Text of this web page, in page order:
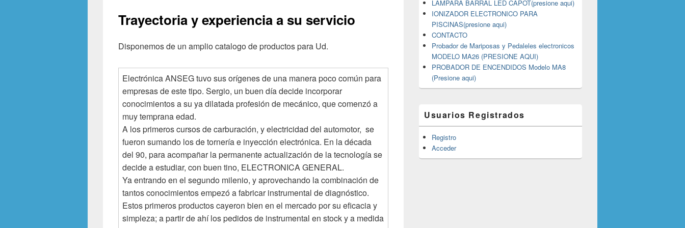
Trayectoria y experiencia a su servicio
Disponemos de un amplio catalogo de productos para Ud.
Electrónica ANSEG tuvo sus orígenes de una manera poco común para
empresas de este tipo. Sergio, un buen día decide incorporar
conocimientos a su ya dilatada profesión de mecánico, que comenzó a
muy temprana edad.
A los primeros cursos de carburación, y electricidad del automotor, se
fueron sumando los de tornería e inyección electrónica. En la década
del 90, para acompañar la permanente actualización de la tecnología se
decide a estudiar, con buen tino, ELECTRONICA GENERAL.
Ya entrando en el segundo milenio, y aprovechando la combinación de
tantos conocimientos empezó a fabricar instrumental de diagnóstico.
Estos primeros productos cayeron bien en el mercado por su eficacia y
simpleza; a partir de ahí los pedidos de instrumental en stock y a medida
LAMPARA BARRAL LED CAPOT(presione aqui)
IONIZADOR ELECTRONICO PARA
PISCINAS(presione aqui)
CONTACTO
Probador de Mariposas y Pedaleles electronicos
MODELO MA26 (PRESIONE AQUI)
PROBADOR DE ENCENDIDOS Modelo MA8
(Presione aqui)
Usuarios Registrados
Registro
Acceder